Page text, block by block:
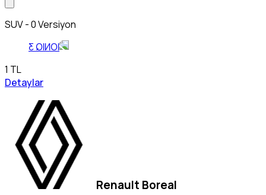
SUV - 0 Versiyon
1 TL
Detaylar
Renault Boreal